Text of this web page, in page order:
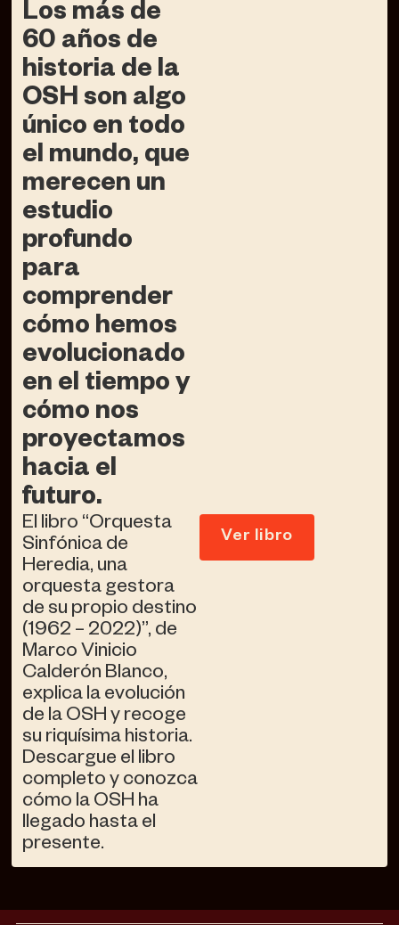
Los más de
60 años de
historia de la
OSH son algo
único en todo
el mundo, que
merecen un
estudio
profundo
para
comprender
cómo hemos
evolucionado
en el tiempo y
cómo nos
proyectamos
hacia el
futuro.
Ver libro
El libro “Orquesta
Sinfónica de
Heredia, una
orquesta gestora
de su propio destino
(1962 – 2022)”, de
Marco Vinicio
Calderón Blanco,
explica la evolución
de la OSH y recoge
su riquísima historia.
Descargue el libro
completo y conozca
cómo la OSH ha
llegado hasta el
presente.